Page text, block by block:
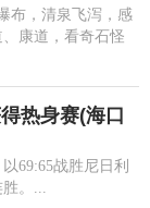
布，清泉飞泻，感
康道，看奇石怪
热身赛(海口
69:65战胜尼日利
。...